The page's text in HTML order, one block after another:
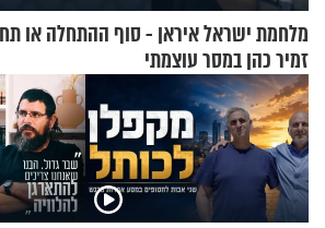
מלחמת ישראל איראן - סוף ההתחלה או
זמיר כהן במסר עוצמתי